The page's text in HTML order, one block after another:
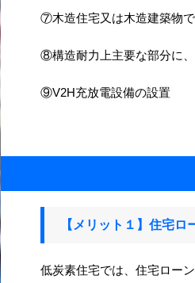
⑦木造住宅又は木造建築物
⑧構造耐力上主要な部分に
⑨V2H充放電設備の設置
【メリット１】住宅ロ
低炭素住宅では、住宅ロー